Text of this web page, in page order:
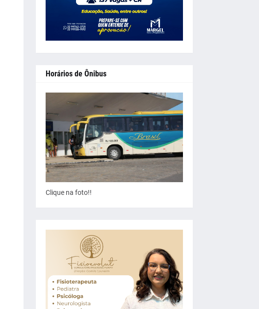
Horários de Ônibus
Clique na foto!!